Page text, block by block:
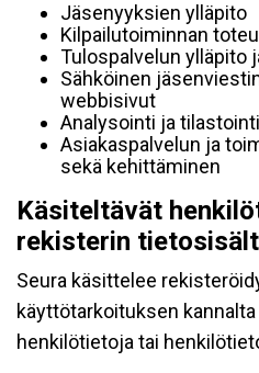
Jäsenyyksien ylläpito
Kilpailutoiminnan
Tulospalvelun ylläpito
Sähköinen
webbisivut
Analysointi ja tilastointi
Asiakaspalvelun ja
sekä kehittäminen
Käsiteltävät
rekisterin
Seura käsittelee
käyttötarkoituksen
henkilötietoja tai